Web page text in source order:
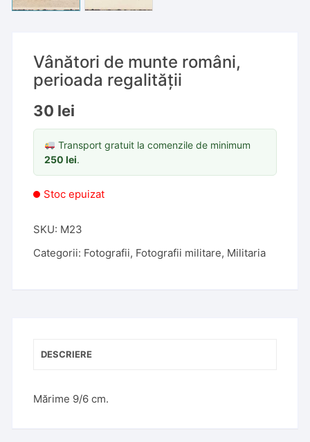
Vânători de munte români,
perioada regalității
30 lei
Transport gratuit la comenzile de minimum
250lei.
Stoc epuizat
SKU: M23
Categorii: Fotografii, Fotografii militare, Militaria
DESCRIERE
Mărime 9/6 cm.